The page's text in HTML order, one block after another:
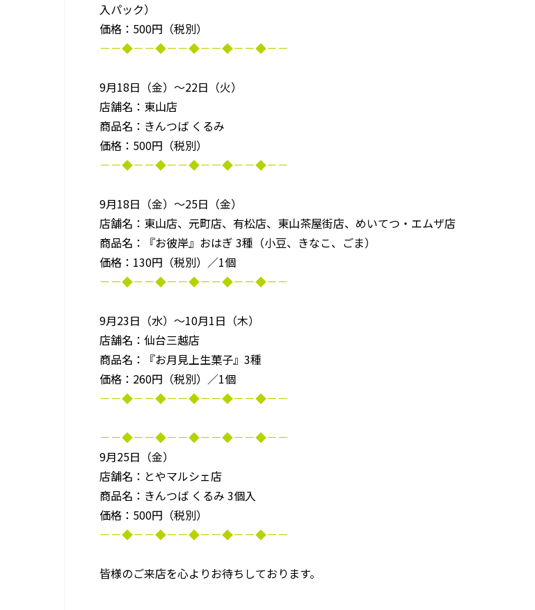
入パック）
価格：500円（税別）
－－◆－－◆－－◆－－◆－－◆－－
9月18日（金）～22日（火）
店舗名：東山店
商品名：きんつば くるみ
価格：500円（税別）
－－◆－－◆－－◆－－◆－－◆－－
9月18日（金）～25日（金）
店舗名：東山店、元町店、有松店、東山茶屋街店、めいてつ・エムザ店
商品名：『お彼岸』おはぎ 3種（小豆、きなこ、ごま）
価格：130円（税別）／1個
－－◆－－◆－－◆－－◆－－◆－－
9月23日（水）～10月1日（木）
店舗名：仙台三越店
商品名：『お月見上生菓子』3種
価格：260円（税別）／1個
－－◆－－◆－－◆－－◆－－◆－－
－－◆－－◆－－◆－－◆－－◆－－
9月25日（金）
店舗名：とやマルシェ店
商品名：きんつば くるみ 3個入
価格：500円（税別）
－－◆－－◆－－◆－－◆－－◆－－
皆様のご来店を心よりお待ちしております。